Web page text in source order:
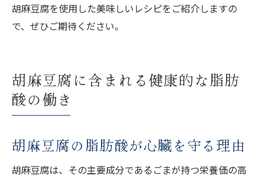
胡麻豆腐を使用した美味しいレシピをご紹介しますの
で、ぜひご期待ください。
胡麻豆腐に含まれる健康的な脂肪
酸の働き
胡麻豆腐の脂肪酸が心臓を守る理由
胡麻豆腐は、その主要成分であるごまが持つ栄養価の高